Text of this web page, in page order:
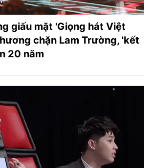
giấu mặt 'Giọng hát Việt
chặn Lam Trường, 'kết
20 năm